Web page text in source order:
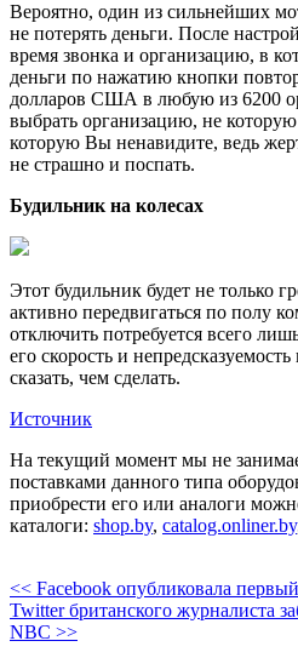
Вероятно, один из сильнейших
не потерять деньги. После
время звонка и организацию, в
деньги по нажатию кнопки
долларов США в любую из 6200
выбрать организацию, не
которую Вы ненавидите, ведь
не страшно и поспать.
Будильник на колесах
Этот будильник будет не только
активно передвигаться по полу
отключить потребуется всего
его скорость и
сказать, чем сделать.
Источник
На текущий момент мы не
поставками данного типа
приобрести его или аналоги
каталоги: shop.by, catalog.onliner.by
<< Facebook опубликовала
Twitter британского журналиста
NBC >>